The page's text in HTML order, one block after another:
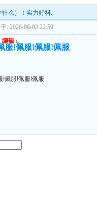
么）！实力好料..
: 2026-06-02 22:59
编辑 u
服!佩服!佩服!佩服
!佩服!佩服!佩服